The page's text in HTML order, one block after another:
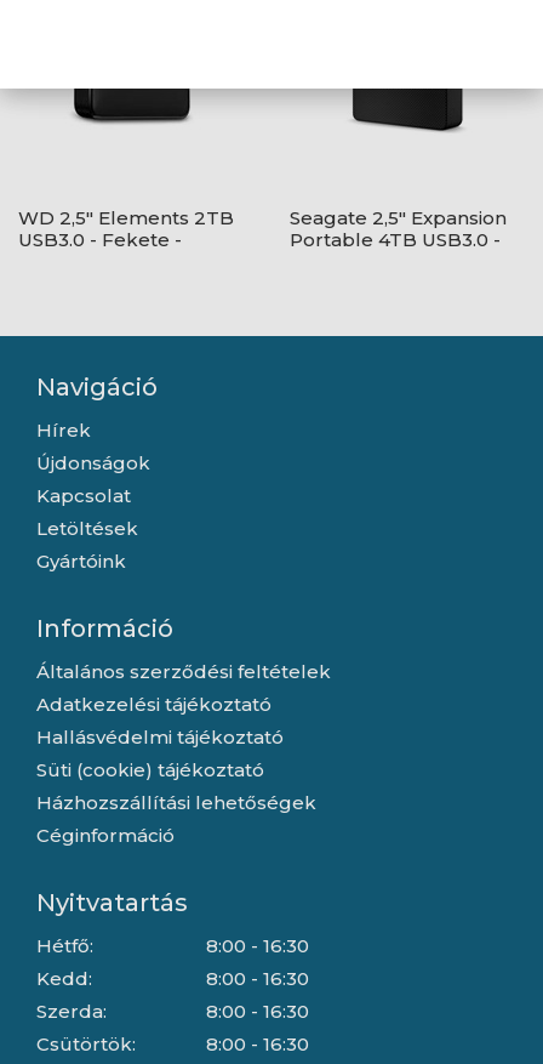
WD 2,5" Elements 2TB
USB3.0 - Fekete -
Seagate 2,5" Expansion
Portable 4TB USB3.0 -
Navigáció
Hírek
Újdonságok
Kapcsolat
Letöltések
Gyártóink
Információ
Általános szerződési feltételek
Adatkezelési tájékoztató
Hallásvédelmi tájékoztató
Süti (cookie) tájékoztató
Házhozszállítási lehetőségek
Céginformáció
Nyitvatartás
Hétfő:
Kedd:
Szerda:
Csütörtök:
8:00 - 16:30
8:00 - 16:30
8:00 - 16:30
8:00 - 16:30